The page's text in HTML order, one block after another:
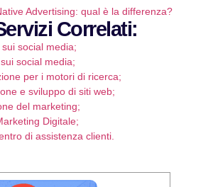
Advertising: qual è la differenza?
Correlati:
social media;
social media;
per i motori di ricerca;
e sviluppo di siti web;
del marketing;
Digitale;
di assistenza clienti.